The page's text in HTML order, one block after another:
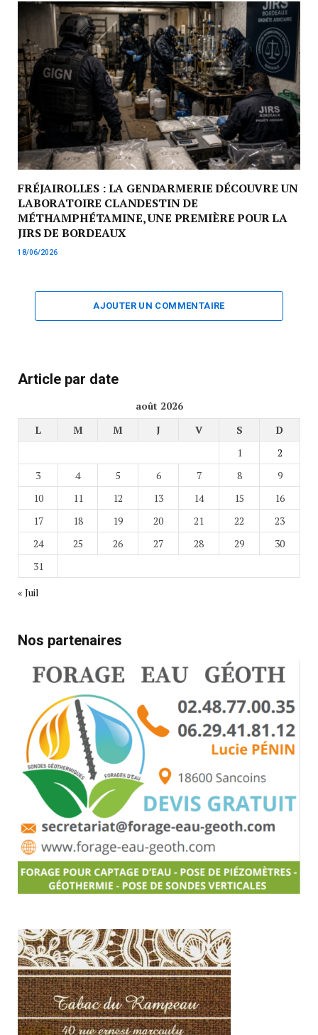
FRÉJAIROLLES : LA GENDARMERIE DÉCOUVRE UN
LABORATOIRE CLANDESTIN DE
MÉTHAMPHÉTAMINE, UNE PREMIÈRE POUR LA
JIRS DE BORDEAUX
18/06/2026
AJOUTER UN COMMENTAIRE
Article par date
août 2026
L
M M J V S
D
1
2
3
4 5 6 7 8
9
10
11 12 13 14 15
16
17
18 19 20 21 22
23
24
25 26 27 28 29
30
31
« Juil
Nos partenaires